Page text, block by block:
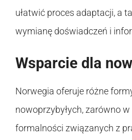
ułatwić proces adaptacji, a
wymianę doświadczeń i
Wsparcie dla
Norwegia oferuje różne
nowoprzybyłych, zarówno
formalności związanych z